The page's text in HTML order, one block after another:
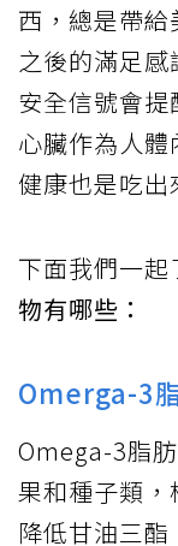
西，總是帶
之後的滿足
安全信號會提
心臟作為人
健康也是吃出
下面我們一起
物有哪些：
Omerga-3
Omega-3脂
果和種子類，
降低甘油三